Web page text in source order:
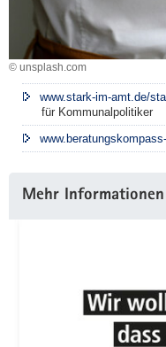
© unsplash.com
www.stark-im-amt.de/
für Kommunalpolitiker
Mehr Informationen